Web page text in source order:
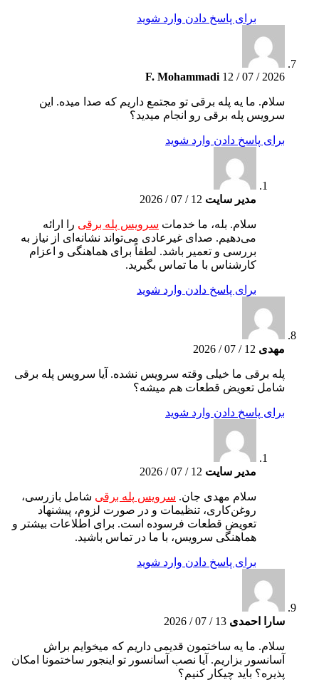
برای پاسخ دادن وارد شوید
F. Mohammadi 12 / 07 / 2026
سلام. ما یه پله برقی تو مجتمع داریم که صدا میده. این
سرویس پله برقی رو انجام میدید؟
برای پاسخ دادن وارد شوید
مدیر سایت 12 / 07 / 2026
سلام. بله، ما خدمات سرویس پله برقی را ارائه
می‌دهیم. صدای غیرعادی می‌تواند نشانه‌ای از نیاز به
بررسی و تعمیر باشد. لطفاً برای هماهنگی و اعزام
کارشناس با ما تماس بگیرید.
برای پاسخ دادن وارد شوید
مهدی 12 / 07 / 2026
پله برقی ما خیلی وقته سرویس نشده. آیا سرویس پله برقی
شامل تعویض قطعات هم میشه؟
برای پاسخ دادن وارد شوید
مدیر سایت 12 / 07 / 2026
سلام مهدی جان. سرویس پله برقی شامل بازرسی،
روغن‌کاری، تنظیمات و در صورت لزوم، پیشنهاد
تعویض قطعات فرسوده است. برای اطلاعات بیشتر و
هماهنگی سرویس، با ما در تماس باشید.
برای پاسخ دادن وارد شوید
سارا احمدی 13 / 07 / 2026
سلام. ما یه ساختمون قدیمی داریم که میخوایم براش
آسانسور بزاریم. آیا نصب آسانسور تو اینجور ساختمونا امکان
پذیره؟ باید چیکار کنیم؟